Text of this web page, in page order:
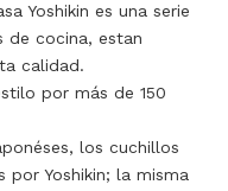
Yoshikin es una serie
de cocina, estan
calidad.
por más de 150
los cuchillos
Yoshikin; la misma